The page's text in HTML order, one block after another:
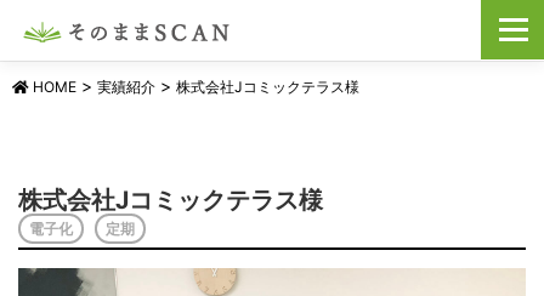
テ
ン
メニュ
HOME > 実績紹介 > 株式会社Jコミックテラス様
株式会社Jコミックテラス様
電子化 定期